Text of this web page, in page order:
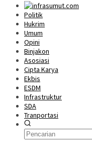
Politik
Hukrim
Umum
Opini
Binjakon
Asosiasi
Cipta Karya
Ekbis
ESDM
Infrastruktur
SDA
Tranportasi